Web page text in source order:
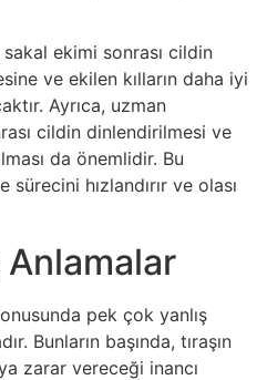
sakal ekimi sonrası cildin
ve ekilen kılların daha iyi
Ayrıca, uzman
cildin dinlendirilmesi ve
da önemlidir. Bu
hızlandırır ve olası
Anlamalar
pek çok yanlış
Bunların başında, tıraşın
zarar vereceği inancı